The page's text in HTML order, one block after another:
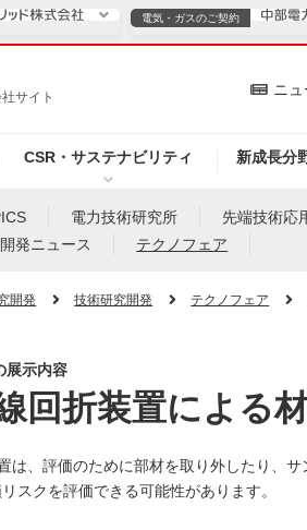
サイト
CSR・サステナビリティ 新成長分
ニュ
を開きます）
質問・お問い合わせ（新しいウィンドウを
電気・ガスのご契約
気・ガスのご契約
ンドウを開きます）
知らせ（新しいウィンドウを開きます）
よくあるご質問・お問い合わ
電力技術研究所 先端技術応
発ニュース
テクノフェア
開発 技術研究開発 テクノフェア
展示内容
回折装置による
は、評価のために部材を取り外したり、
スクを評価できる可能性があります。